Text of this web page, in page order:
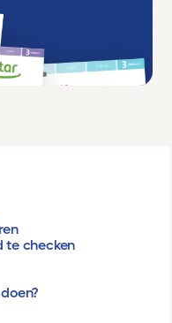
te checken